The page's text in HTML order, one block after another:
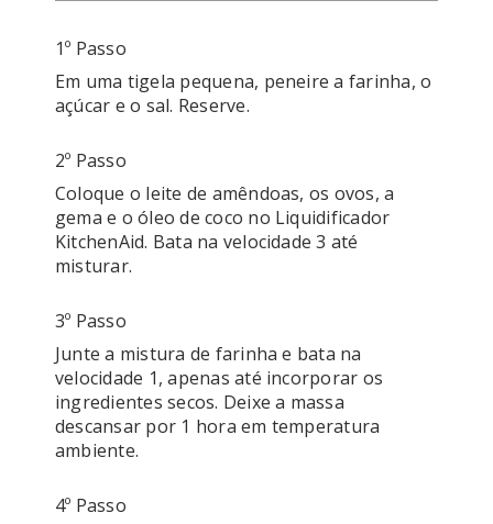
1º Passo
Em uma tigela pequena, peneire a farinha, o
2º Passo
Coloque o leite de amêndoas, os ovos, a
gema e o óleo de coco no Liquidificador
KitchenAid. Bata na velocidade 3 até
3º Passo
Junte a mistura de farinha e bata na
velocidade 1, apenas até incorporar os
ingredientes secos. Deixe a massa
descansar por 1 hora em temperatura
4º Passo